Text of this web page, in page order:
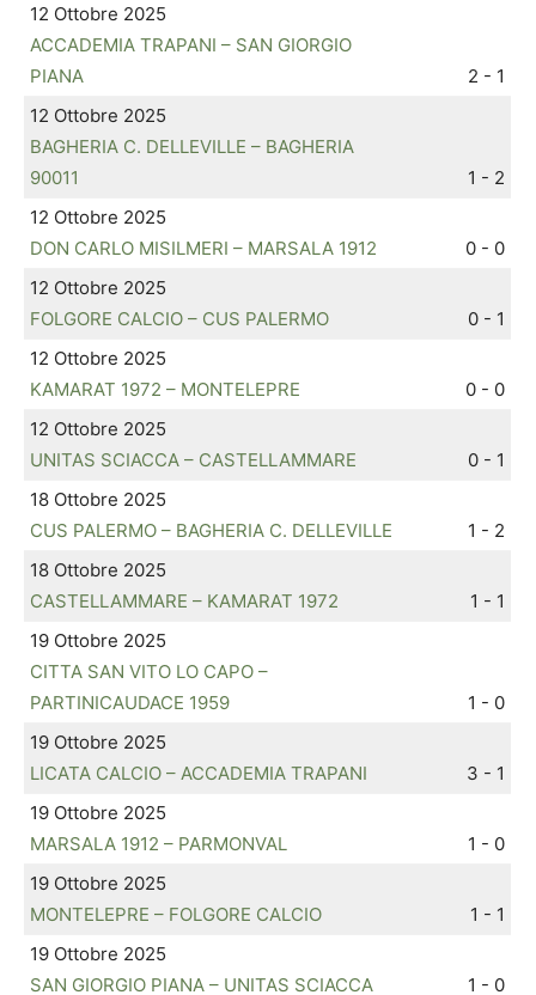
12 Ottobre 2025
ACCADEMIA TRAPANI – SAN GIORGIO
PIANA
2 - 1
12 Ottobre 2025
BAGHERIA C. DELLEVILLE – BAGHERIA
90011
1 - 2
12 Ottobre 2025
DON CARLO MISILMERI – MARSALA 1912
0 - 0
12 Ottobre 2025
FOLGORE CALCIO – CUS PALERMO
0 - 1
12 Ottobre 2025
KAMARAT 1972 – MONTELEPRE
0 - 0
12 Ottobre 2025
UNITAS SCIACCA – CASTELLAMMARE
0 - 1
18 Ottobre 2025
CUS PALERMO – BAGHERIA C. DELLEVILLE
1 - 2
18 Ottobre 2025
CASTELLAMMARE – KAMARAT 1972
1 - 1
19 Ottobre 2025
CITTA SAN VITO LO CAPO –
PARTINICAUDACE 1959
1 - 0
19 Ottobre 2025
LICATA CALCIO – ACCADEMIA TRAPANI
3 - 1
19 Ottobre 2025
MARSALA 1912 – PARMONVAL
1 - 0
19 Ottobre 2025
MONTELEPRE – FOLGORE CALCIO
1 - 1
19 Ottobre 2025
SAN GIORGIO PIANA – UNITAS SCIACCA
1 - 0